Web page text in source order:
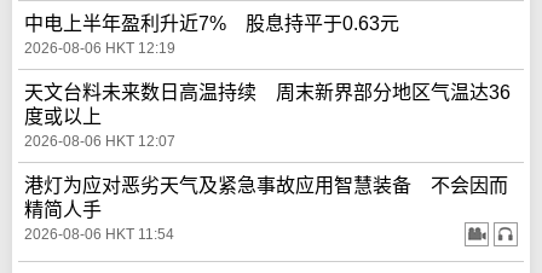
中电上半年盈利升近7% 股息持平于0.63元
2026-08-06 HKT 12:19
天文台料未来数日高温持续 周末新界部分地区气温达36
度或以上
2026-08-06 HKT 12:07
港灯为应对恶劣天气及紧急事故应用智慧装备 不会因而
精简人手
2026-08-06 HKT 11:54